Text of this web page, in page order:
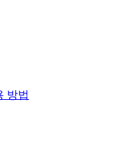
방법